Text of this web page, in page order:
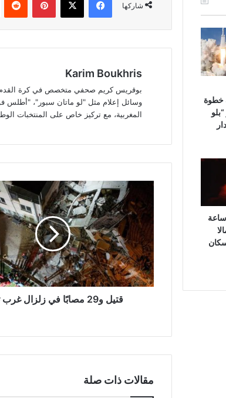
شاركها
Karim Boukhris
بوقريس كريم صحفي متخصص في كرة القدم،
وسائل إعلام مثل "لو ماتان سبور"، "أطلس
المغربية، مع تركيز خاص على المنتخبات
قتيل
مصابًا
في
زلزال
غرب
تركيا
قتيل و29 مصابًا في زلزال غرب تركيا
مقالات ذات صلة
خطوة
فويغو يهدأ بعد 50 ساعة